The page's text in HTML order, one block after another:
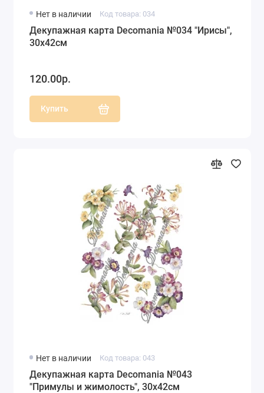
Нет в наличии Код товара: 034
Декупажная карта Decomania №034 "Ирисы",
30х42см
120.00р.
Купить
Нет в наличии Код товара: 043
Декупажная карта Decomania №043
"Примулы и жимолость", 30х42см